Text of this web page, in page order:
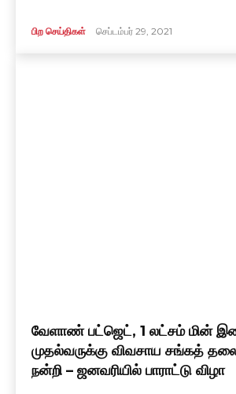
பிற செய்திகள் செப்டம்பர் 29, 2021
வேளாண் பட்ஜெட், 1 லட்சம் மின்
முதல்வருக்கு விவசாய சங்கத்
நன்றி – ஜனவரியில் பாராட்டு விழா